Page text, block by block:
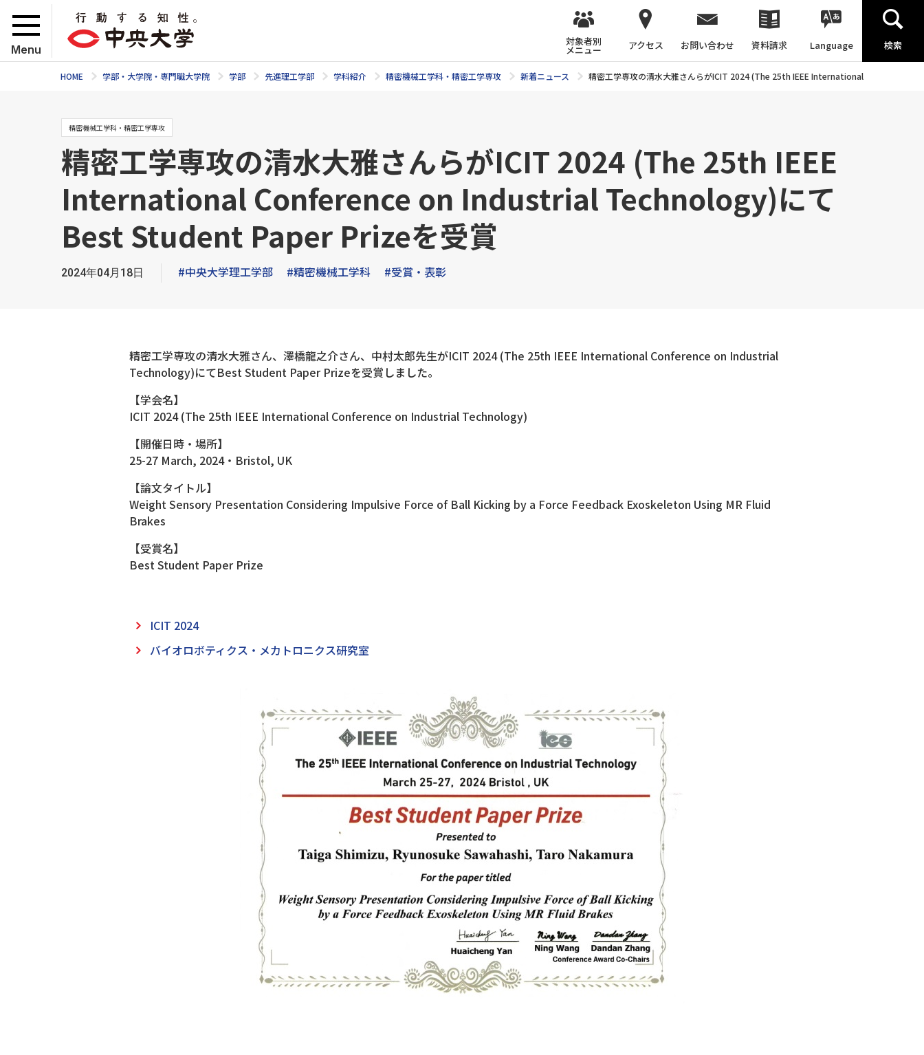
Menu
対象者別
メニュー アクセス お問い合わせ 資料請求 Language 検索
HOME 学部・大学院・専門職大学院 学部 先進理工学部 学科紹介 精密機械工学科・精密工学専攻 新着ニュース 精密工学専攻の清水大雅さんらがICIT 2024 (The 25th IEEE International
精密機械工学科・精密工学専攻
精密工学専攻の清水大雅さんらがICIT 2024 (The 25th IEEE
International Conference on Industrial Technology)にて
Best Student Paper Prizeを受賞
2024年04月18日 #中央大学理工学部 #精密機械工学科 #受賞・表彰
精密工学専攻の清水大雅さん、澤橋龍之介さん、中村太郎先生がICIT 2024 (The 25th IEEE International Conference on Industrial
Technology)にてBest Student Paper Prizeを受賞しました。
【学会名】
ICIT 2024 (The 25th IEEE International Conference on Industrial Technology)
【開催日時・場所】
25-27 March, 2024・Bristol, UK
【論文タイトル】
Weight Sensory Presentation Considering Impulsive Force of Ball Kicking by a Force Feedback Exoskeleton Using MR Fluid
Brakes
【受賞名】
Best Student Paper Prize
ICIT 2024
バイオロボティクス・メカトロニクス研究室